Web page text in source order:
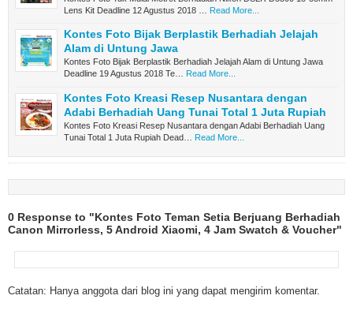
Lens Kit Deadline 12 Agustus 2018 …
Read More...
Kontes Foto Bijak Berplastik Berhadiah Jelajah
Alam di Untung Jawa
Kontes Foto Bijak Berplastik Berhadiah Jelajah Alam di Untung Jawa
Deadline 19 Agustus 2018 Te… Read More...
Kontes Foto Kreasi Resep Nusantara dengan
Adabi Berhadiah Uang Tunai Total 1 Juta Rupiah
Kontes Foto Kreasi Resep Nusantara dengan Adabi Berhadiah Uang
Tunai Total 1 Juta Rupiah Dead…
Read More...
0 Response to "Kontes Foto Teman Setia Berjuang Berhadiah
Canon Mirrorless, 5 Android Xiaomi, 4 Jam Swatch & Voucher"
Catatan: Hanya anggota dari blog ini yang dapat mengirim komentar.